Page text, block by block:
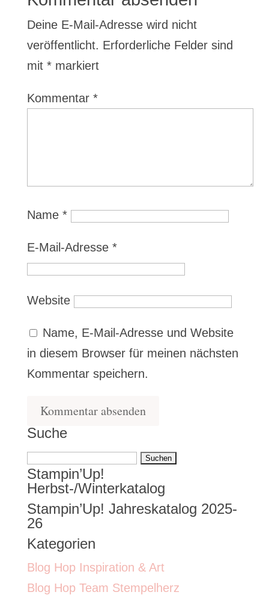
Deine E-Mail-Adresse wird nicht
veröffentlicht. Erforderliche Felder sind
mit *markiert
Kommentar *
Name *
E-Mail-Adresse *
Website
Name, E-Mail-Adresse und Website
in diesem Browser für meinen nächsten
Kommentar speichern.
Suche
Suchen
nach:
Stampin’Up!
Herbst-/Winterkatalog
Stampin’Up! Jahreskatalog 2025-
26
Kategorien
Blog Hop Inspiration & Art
Blog Hop Team Stempelherz